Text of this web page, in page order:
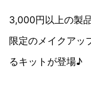
3,000円以上の製
限定のメイクアッ
るキットが登場♪